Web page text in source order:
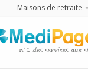
Maisons de retraite